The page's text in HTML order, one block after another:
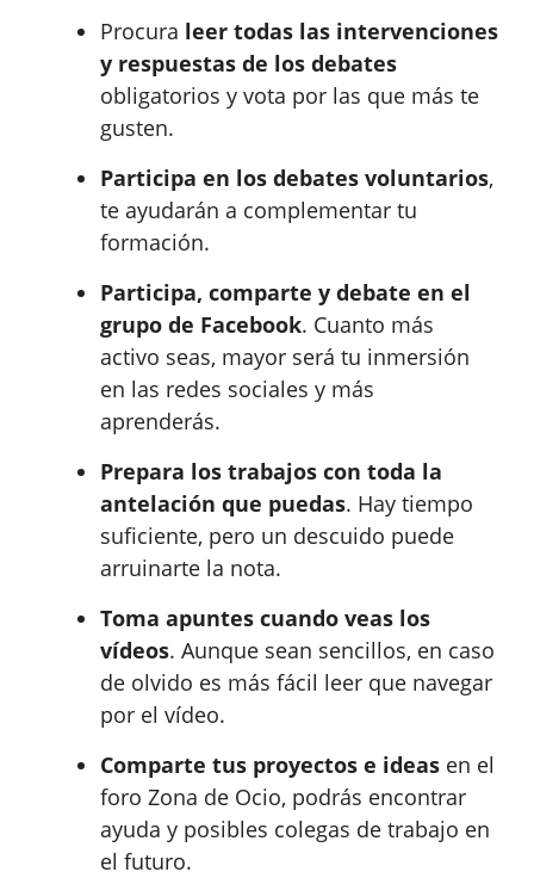
Procura leer todas las intervenciones
y respuestas de los debates
obligatorios y vota por las que más te
gusten.
Participa en los debates voluntarios,
te ayudarán a complementar tu
formación.
Participa, comparte y debate en el
grupo de Facebook. Cuanto más
activo seas, mayor será tu inmersión
en las redes sociales y más
aprenderás.
Prepara los trabajos con toda la
antelación que puedas. Hay tiempo
suficiente, pero un descuido puede
arruinarte la nota.
Toma apuntes cuando veas los
vídeos. Aunque sean sencillos, en caso
de olvido es más fácil leer que navegar
por el vídeo.
Comparte tus proyectos e ideas en el
foro Zona de Ocio, podrás encontrar
ayuda y posibles colegas de trabajo en
el futuro.